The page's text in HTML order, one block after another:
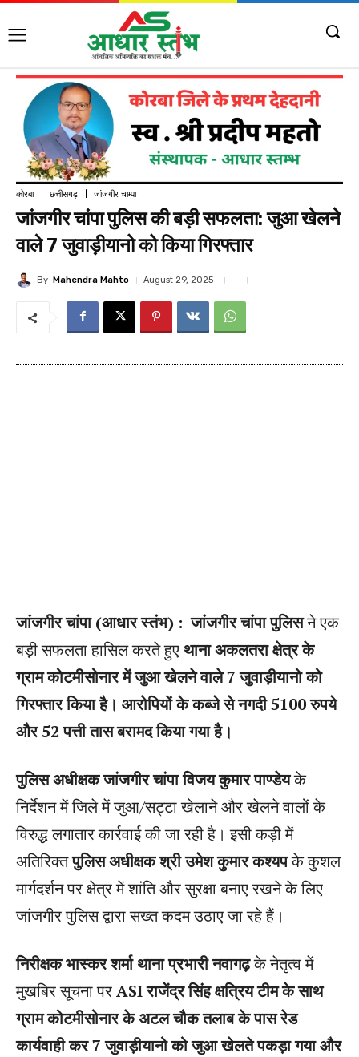
कोरबा छत्तीसगढ़ जांजगीर चाम्पा
जांजगीर चांपा पुलिस की बड़ी सफलता: जुआ खेलने
वाले 7 जुवाड़ीयानो को किया गिरफ्तार
By Mahendra Mahto August 29, 2025
जांजगीर चांपा (आधार स्तंभ) : जांजगीर चांपा पुलिसने एक
बड़ी सफलता हासिल करते हुए थाना अकलतरा क्षेत्र के
ग्राम कोटमीसोनार में जुआ खेलने वाले 7 जुवाड़ीयानो को
गिरफ्तार किया है। आरोपियों के कब्जे से नगदी 5100 रुपये
और 52 पत्ती तास बरामद किया गया है।
पुलिस अधीक्षक जांजगीर चांपा विजय कुमार पाण्डेयके
निर्देशन में जिले में जुआ/सट्टा खेलाने और खेलने वालों के
विरुद्ध लगातार कार्रवाई की जा रही है। इसी कड़ी में
अतिरिक्तपुलिस अधीक्षक श्री उमेश कुमार कश्यपके कुशल
मार्गदर्शन पर क्षेत्र में शांति और सुरक्षा बनाए रखने के लिए
जांजगीर पुलिस द्वारा सख्त कदम उठाए जा रहे हैं।
निरीक्षक भास्कर शर्मा थाना प्रभारी नवागढ़के नेतृत्व में
मुखबिर सूचना परASI राजेंद्र सिंह क्षत्रिय टीम के साथ
ग्राम कोटमीसोनार के अटल चौक तलाब के पास रेड
कार्यवाही कर 7 जुवाड़ीयानो को जुआ खेलते पकड़ा गया और